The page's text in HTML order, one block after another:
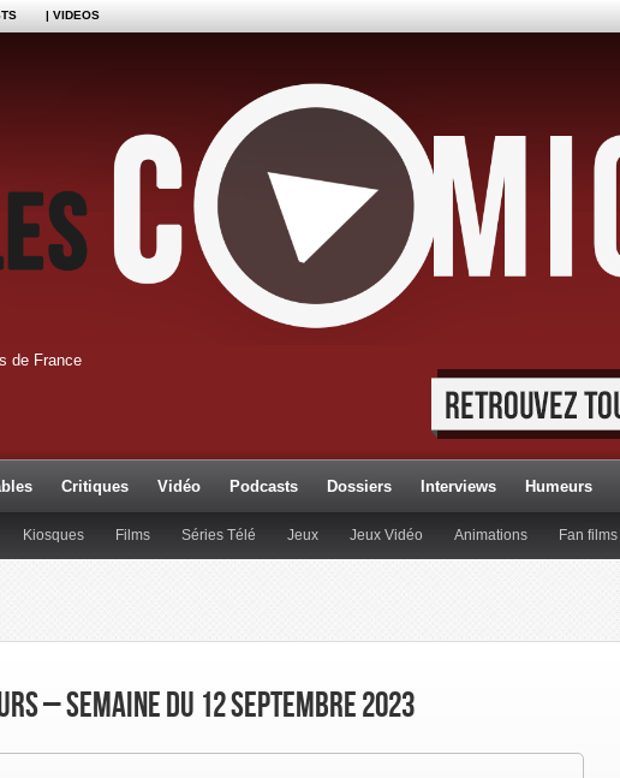
| VIDEOS
de France
Critiques Vidéo Podcasts Dossiers Interviews Humeurs
Kiosques Films Séries Télé Jeux Jeux Vidéo Animations Fan films
– Semaine du 12 septembre 2023